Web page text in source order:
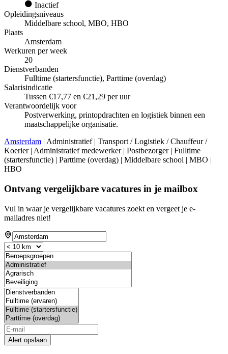
Inactief
Opleidingsniveaus
Middelbare school, MBO, HBO
Plaats
Amsterdam
Werkuren per week
20
Dienstverbanden
Fulltime (startersfunctie), Parttime (overdag)
Salarisindicatie
Tussen €17,77 en €21,29 per uur
Verantwoordelijk voor
Postverwerking, printopdrachten en logistiek binnen een
maatschappelijke organisatie.
Amsterdam | Administratief | Transport / Logistiek / Chauffeur /
Koerier | Administratief medewerker | Postbezorger | Fulltime
(startersfunctie) | Parttime (overdag) | Middelbare school | MBO |
HBO
Ontvang vergelijkbare vacatures in je mailbox
Vul in waar je vergelijkbare vacatures zoekt en vergeet je e-
mailadres niet!
Alert opslaan